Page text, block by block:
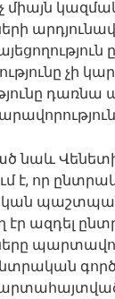
չի
նաև
է, որ
ազդել
պարտավոր